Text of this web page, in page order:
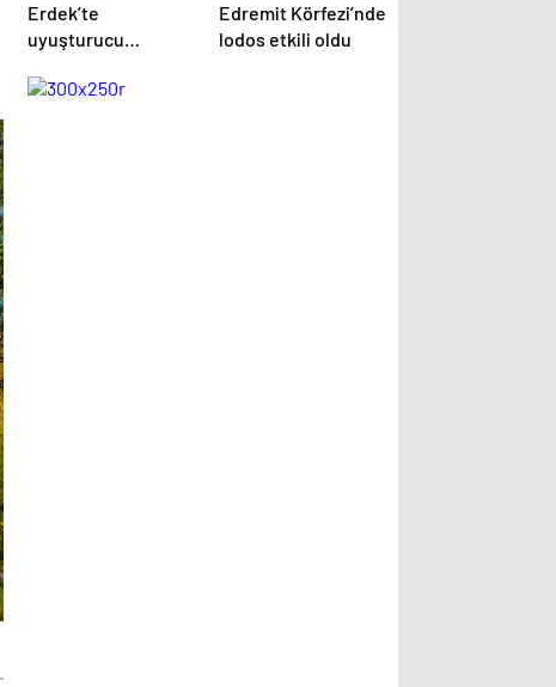
Erdek’te
uyuşturucu
tutuklama
Edremit Körfezi’nde
lodos etkili oldu